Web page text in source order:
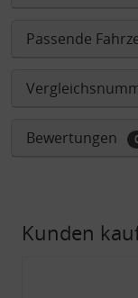
Passende
Bewertungen
Kunden